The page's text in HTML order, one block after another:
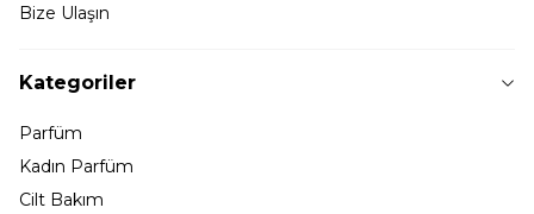
Bize Ulaşın
Kategoriler
Parfüm
Kadın Parfüm
Cilt Bakım